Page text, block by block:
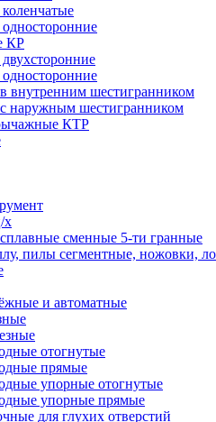
КР
внутренним шестигранником
наружным шестигранником
КТР
х
сменные 5-ти гранные
пилы сегментные, ножовки,
и автоматные
отогнутые
прямые
упорные отогнутые
упорные прямые
для глухих отверстий